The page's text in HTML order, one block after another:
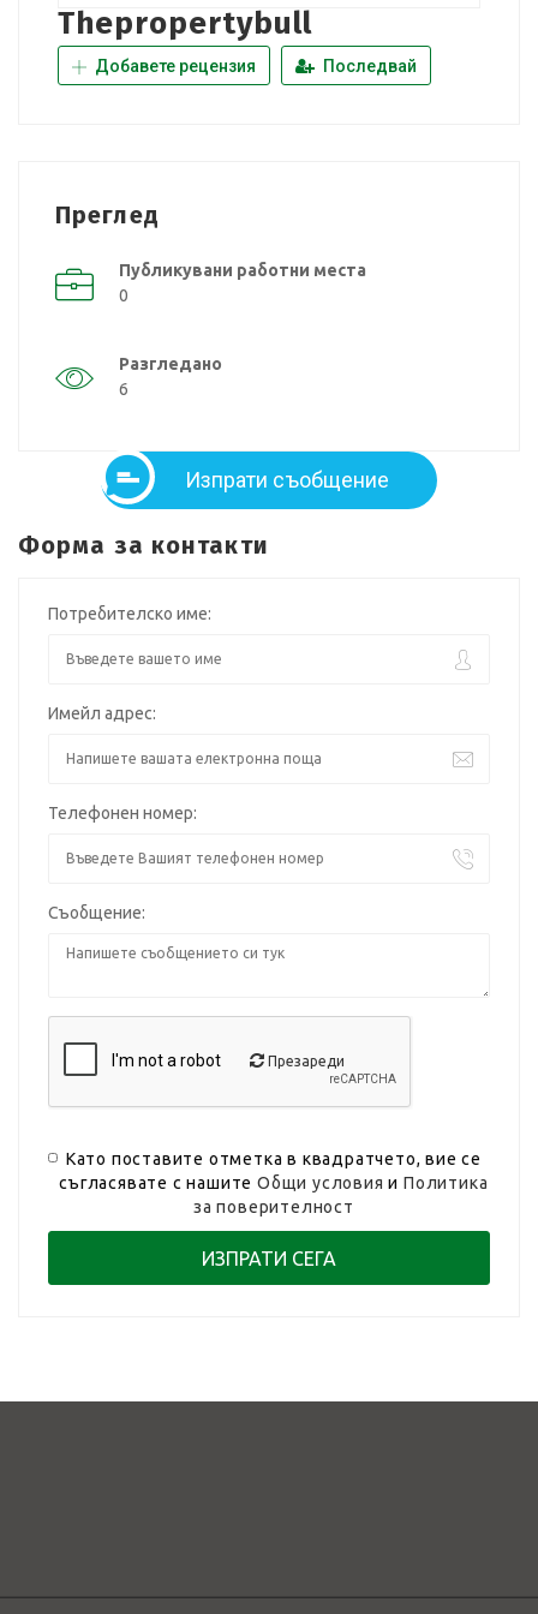
Thepropertybull
Добавете рецензия Последвай
Преглед
Публикувани работни места
0
Разгледано
6
Изпрати съобщение
Форма за контакти
Потребителско име:
Имейл адрес:
Телефонен номер:
Съобщение:
Презареди
Като поставите отметка в квадратчето, вие се
съгласявате с нашитеОбщи условия иПолитика
за поверителност